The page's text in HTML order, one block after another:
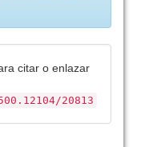
citar o enlazar
20813